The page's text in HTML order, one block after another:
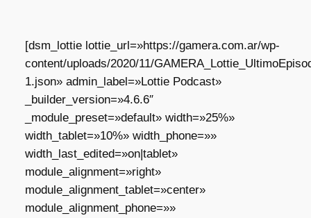
[dsm_lottie lottie_url=»https://gamera.com.ar/wp-
content/uploads/2020/11/
1.json» admin_label=»Lottie Podcast»
_builder_version=»4.6.6″
_module_preset=»default» width=»25%»
width_tablet=»10%» width_phone=»»
width_last_edited=»on|tablet»
module_alignment=»right»
module_alignment_tablet=»center»
module_alignment_phone=»»